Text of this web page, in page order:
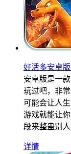
好活多安卓
安卓版是一
玩过吧，非
可能会让人
游戏就能让
段来整蛊别
详情